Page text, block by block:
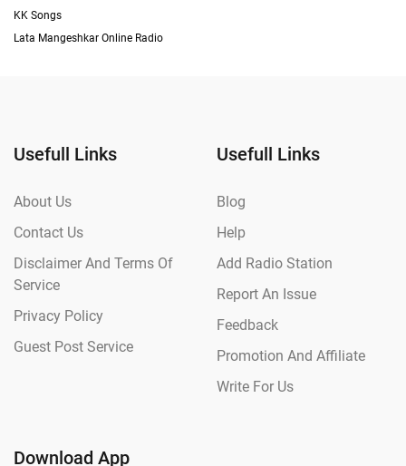
KK Songs
Lata Mangeshkar Online Radio
Usefull Links
About Us
Contact Us
Disclaimer And Terms Of
Service
Privacy Policy
Guest Post Service
Usefull Links
Blog
Help
Add Radio Station
Report An Issue
Feedback
Promotion And Affiliate
Write For Us
Download App